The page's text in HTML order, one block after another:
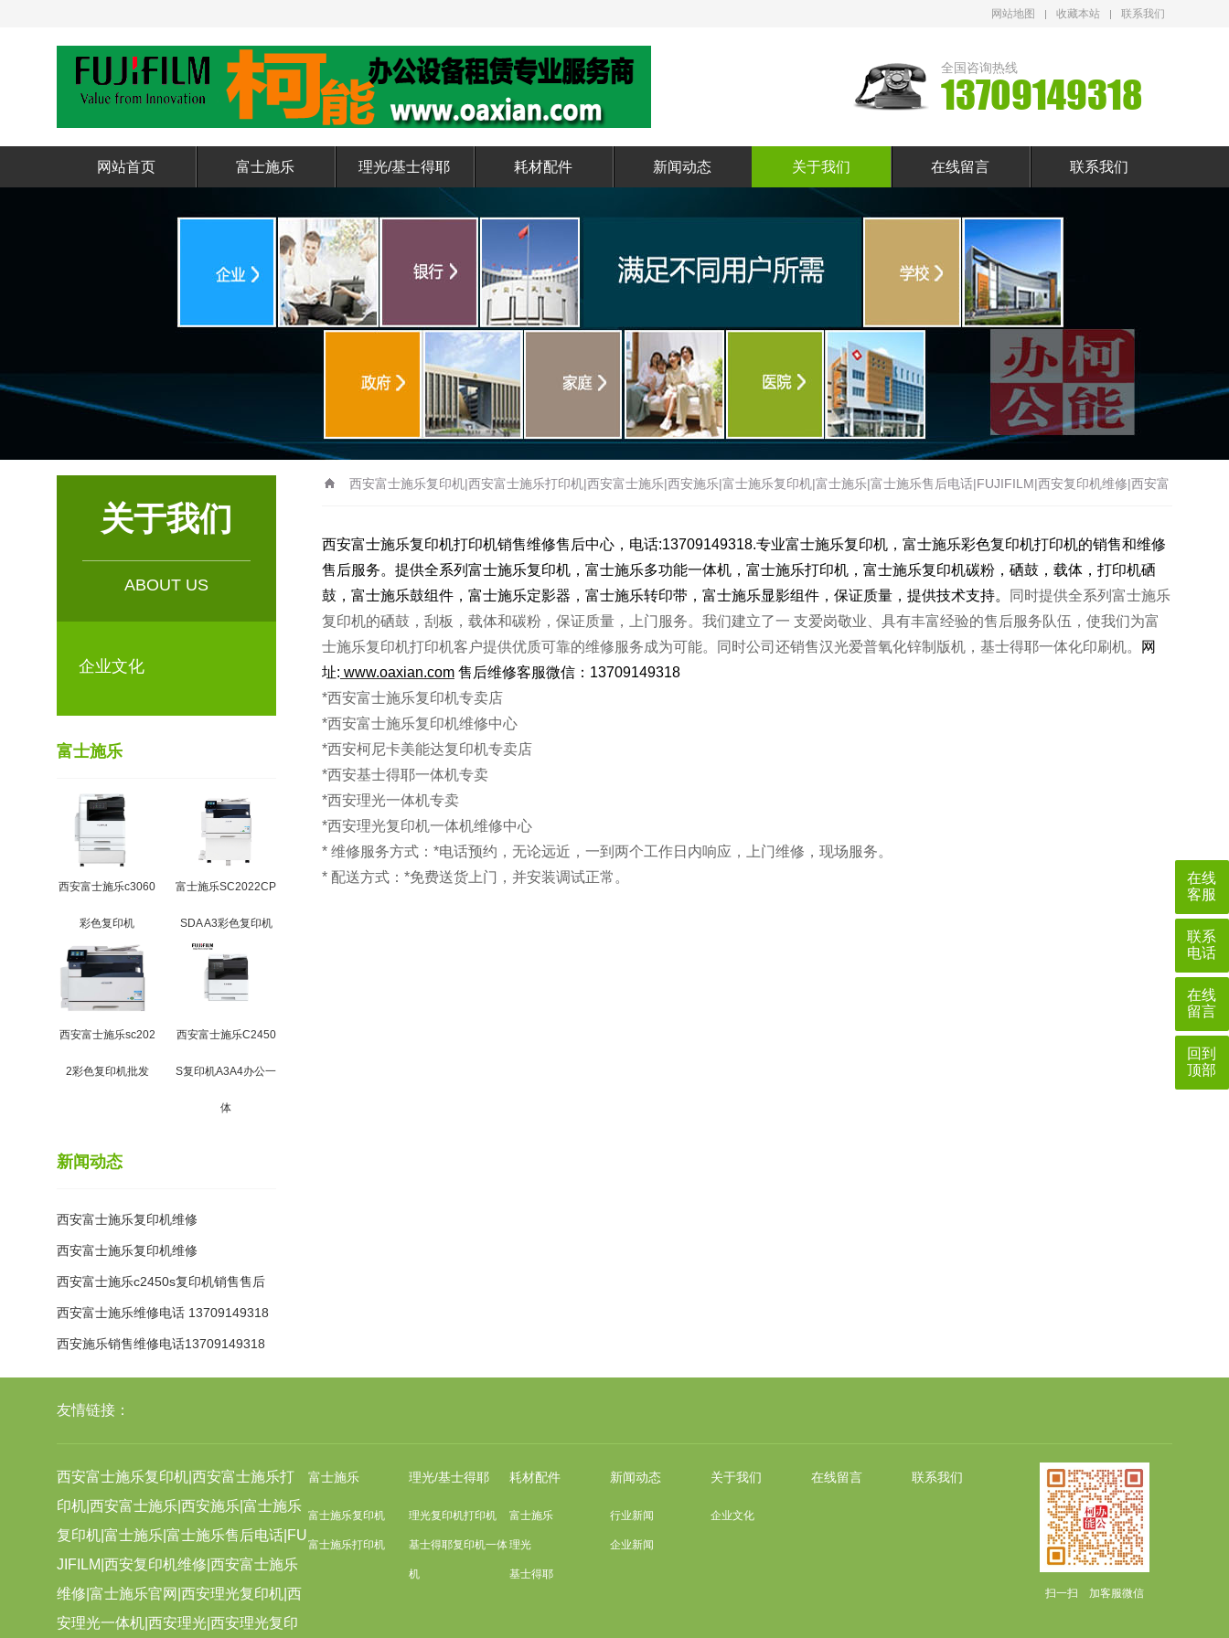
网站地图 收藏本站 联系我们
全国咨询热线
13709149318
网站首页 富士施乐 理光/基士得耶 耗材配件 新闻动态 关于我们 在线留言 联系我们
关于我们
ABOUT US
企业文化
富士施乐
西安富士施乐c3060
彩色复印机
富士施乐SC2022CP
SDA A3彩色复印机
西安富士施乐sc202
2彩色复印机批发
西安富士施乐C2450
S复印机A3A4办公一
体
新闻动态
西安富士施乐复印机维修
西安富士施乐复印机维修
西安富士施乐c2450s复印机销售售后
维修配
西安富士施乐维修电话 13709149318
西安施乐销售维修电话13709149318
西安富士施乐复印机|西安富士施乐打印机|西安富士施乐|西安施乐|富士施乐复印机|富士施乐|富士施乐售后电话|FUJIFILM|西安复印机维修|西安富
机|西安基士得耶一体机|西安基士得耶复印机维修>关于我们
西安富士施乐复印机打印机销售维修售后中心， 电话:13709149318.专业富士施乐复印机， 富士施乐彩色复印机打印机的销售和维修
售后服务。提供全系列 富士施乐复印机 ， 富士施乐多功能一体机 ， 富士施乐打印机 ， 富士施乐复印机碳粉，硒鼓，载体，打印机硒
鼓， 富士施乐鼓组件， 富士施乐定影器， 富士施乐转印带， 富士施乐显影组件， 保证质量， 提供技术支持。
同时提供全系列富士施乐
复印机的硒鼓，刮板，载体和碳粉，保证质量，上门服务。我们建立了一 支爱岗敬业、具有丰富经验的售后服务队伍，使我们为富
士施乐复印机打印机客户提供优质可靠的维修服务成为可能。同时公司还销售汉光爱普氧化锌制版机，基士得耶一体化印刷机。
网
址: www.oaxian.com 售后维修客服微信：13709149318
*西安富士施乐复印机专卖店
*西安富士施乐复印机维修中心
*西安柯尼卡美能达复印机专卖店
*西安基士得耶一体机专卖
*西安理光一体机专卖
*西安理光复印机一体机维修中心
* 维修服务方式：*电话预约，无论远近，一到两个工作日内响应，上门维修，现场服务。
* 配送方式：*免费送货上门，并安装调试正常。
友情链接：
西安富士施乐复印机|西安富士施乐打
印机|西安富士施乐|西安施乐|富士施乐
复印机|富士施乐|富士施乐售后电话|FU
JIFILM|西安复印机维修|西安富士施乐
维修|富士施乐官网|西安理光复印机|西
安理光一体机|西安理光|西安理光复印
富士施乐
富士施乐复印机
富士施乐打印机
理光/基士得耶
理光复印机打印机
基士得耶复印机一体
机
耗材配件
富士施乐
理光
基士得耶
新闻动态
行业新闻
企业新闻
关于我们
企业文化
在线留言 联系我们
扫一扫 加客服微信
在线
客服
联系
电话
在线
留言
回到
顶部